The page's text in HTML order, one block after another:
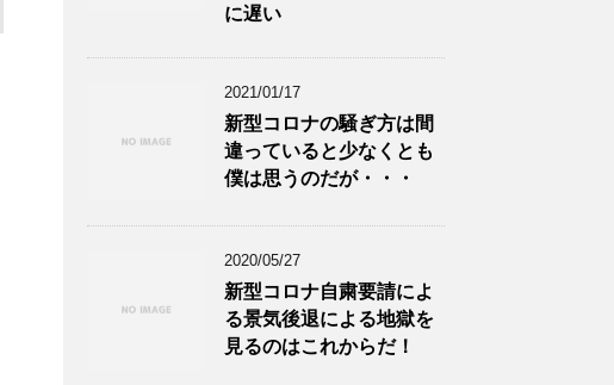
に遅い
2021/01/17
新型コロナの騒ぎ方は間
違っていると少なくとも
僕は思うのだが・・・
2020/05/27
新型コロナ自粛要請によ
る景気後退による地獄を
見るのはこれからだ！